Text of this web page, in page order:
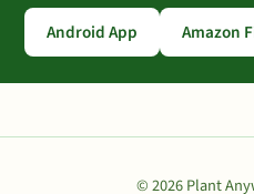
Android App Amazon
© 2026 Plant